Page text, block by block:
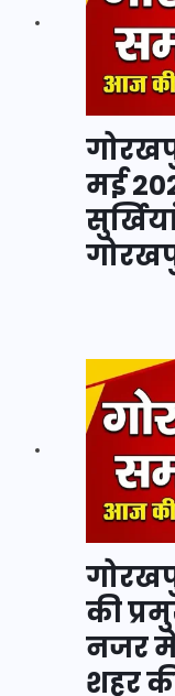
मई
की
नजर
शहर